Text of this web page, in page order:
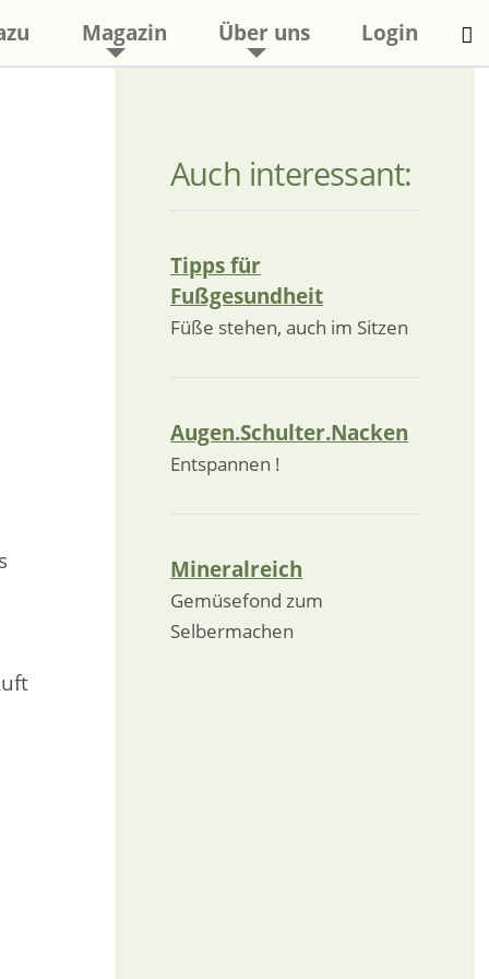
Magazin Über uns Login
Auch interessant:
Tipps für
Fußgesundheit
Füße stehen, auch im Sitzen
Augen.Schulter.Nacken
Entspannen !
Mineralreich
Gemüsefond zum
Selbermachen